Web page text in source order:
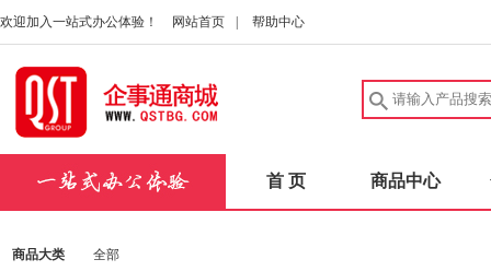
欢迎加入一站式办公体验！ 网站首页 帮助中心
首 页 商品中心
商品大类 全部